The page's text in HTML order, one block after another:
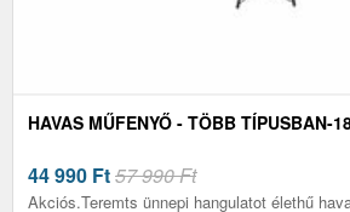
HAVAS MŰFENYŐ - TÖBB TÍPUSBAN-
44 990 Ft57 990 Ft
Akciós.Teremts ünnepi hangulatot élethű